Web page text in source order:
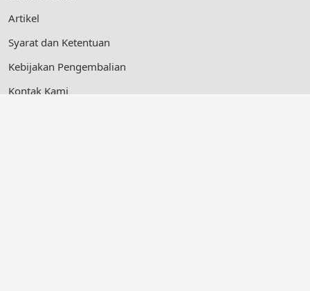
Artikel
Syarat dan Ketentuan
Kebijakan Pengembalian
Kontak Kami